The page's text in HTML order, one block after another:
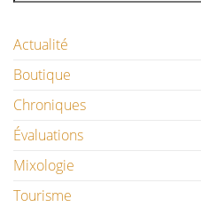
Actualité
Boutique
Chroniques
Évaluations
Mixologie
Tourisme